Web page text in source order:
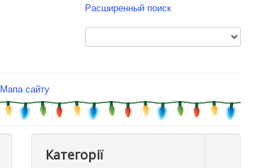
Расширенный поиск
Мапа сайту
Категорії